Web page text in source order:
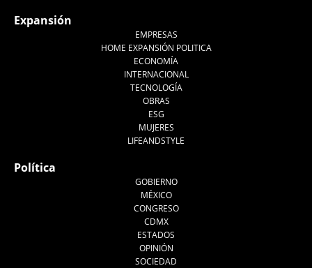
Expansión
EMPRESAS
HOME EXPANSIÓN POLITICA
ECONOMÍA
INTERNACIONAL
TECNOLOGÍA
OBRAS
ESG
MUJERES
LIFEANDSTYLE
Política
GOBIERNO
MÉXICO
CONGRESO
CDMX
ESTADOS
OPINIÓN
SOCIEDAD